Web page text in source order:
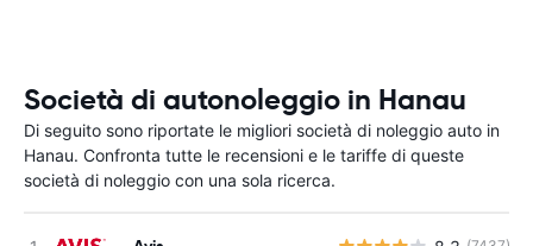
Società di autonoleggio in Hanau
Di seguito sono riportate le migliori società di noleggio auto in
Hanau. Confronta tutte le recensioni e le tariffe di queste
società di noleggio con una sola ricerca.